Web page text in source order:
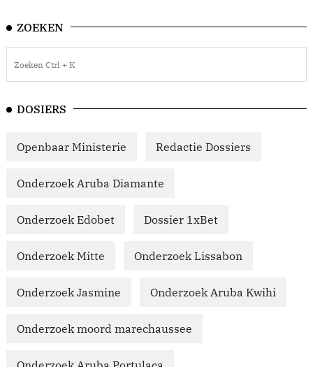
ZOEKEN
DOSIERS
Openbaar Ministerie Redactie Dossiers
Onderzoek Aruba Diamante
Onderzoek Edobet Dossier 1xBet
Onderzoek Mitte Onderzoek Lissabon
Onderzoek Jasmine Onderzoek Aruba Kwihi
Onderzoek moord marechaussee